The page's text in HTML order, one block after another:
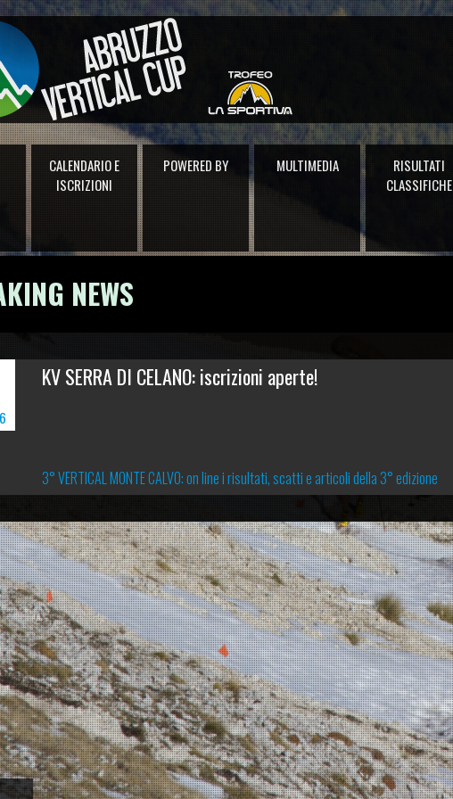
CALENDARIO E
ISCRIZIONI
POWERED BY MULTIMEDIA
RISULTATI
CLASSIFICHE
NEWS
KV SERRA DI CELANO: iscrizioni aperte!
3° VERTICAL MONTE CALVO: on line i risultati, scatti e articoli della 3° edizione